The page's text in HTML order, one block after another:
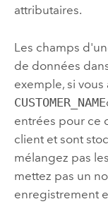
attributaires.
Les champs
de données
exemple, si
CUSTOMER_NAME
entrées pour ce
client et sont
mélangez pas
mettez pas un
enregistrement